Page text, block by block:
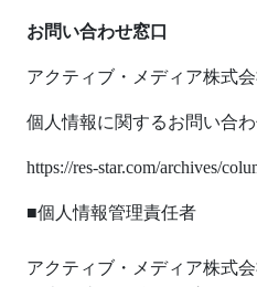
お問い合わせ窓口
アクティブ・メディア株式
個人情報に関するお問い合
https://res-star.com/archives/
■個人情報管理責任者
アクティブ・メディア株式